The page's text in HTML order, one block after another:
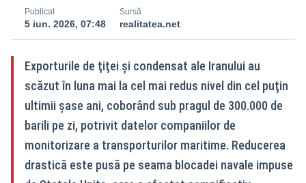
Publicat
5 iun. 2026, 07:48
Sursă
realitatea.net
Exporturile de ţiţei şi condensat ale Iranului au
scăzut în luna mai la cel mai redus nivel din cel puţin
ultimii şase ani, coborând sub pragul de 300.000 de
barili pe zi, potrivit datelor companiilor de
monitorizare a transporturilor maritime. Reducerea
drastică este pusă pe seama blocadei navale impuse